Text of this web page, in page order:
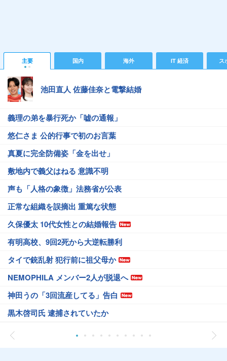
主要 国内 海外 IT 経済 ス
池田直人 佐藤佳奈と電撃結婚
義理の弟を暴行死か「嘘の通報」
悠仁さま 公的行事で初のお言葉
真夏に完全防備姿「金を出せ」
敷地内で義父はねる 意識不明
声も「人格の象徴」法務省が公表
正常な組織を誤摘出 重篤な状態
久保優太 10代女性との結婚報告
有明高校、9回2死から大逆転勝利
タイで銃乱射 犯行前に祖父母か
NEMOPHILA メンバー2人が脱退へ
神田うの「3回流産してる」告白
黒木啓司氏 逮捕されていたか